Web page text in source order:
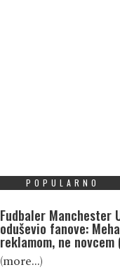
POPULARNO
Fudbaler Manchester
oduševio fanove:
reklamom, ne novcem
(more…)